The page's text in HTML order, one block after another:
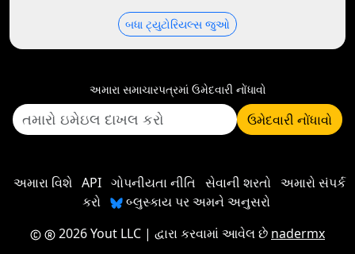
બધા ટ્યુટોરિયલ્સ જુઓ
અમારા સમાચારપત્રમાં ઉમેદવારી નોંધાવો
ઉમેદવારી નોંધાવો
અમારા વિશે API ગોપનીયતા નીતિ સેવાની શરતો અમારો સંપર્ક
કરો
બ્લુસ્કાય પર અમને અનુસરો
2026 Yout LLC | દ્વારા કરવામાં આવેલ છે nadermx